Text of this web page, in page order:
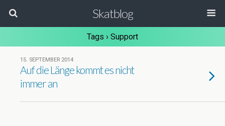
Skatblog
Tags › Support
15. SEPTEMBER 2014
Auf die Länge kommt es nicht
immer an